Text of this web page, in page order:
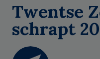
Twentse
schrapt